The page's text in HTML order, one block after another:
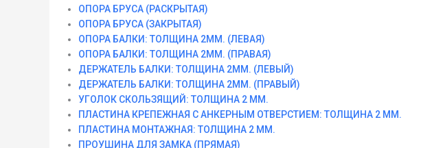
ОПОРА БРУСА (РАСКРЫТАЯ)
ОПОРА БРУСА (ЗАКРЫТАЯ)
ОПОРА БАЛКИ: ТОЛЩИНА 2ММ. (ЛЕВАЯ)
ОПОРА БАЛКИ: ТОЛЩИНА 2ММ. (ПРАВАЯ)
ДЕРЖАТЕЛЬ БАЛКИ: ТОЛЩИНА 2ММ. (ЛЕВЫЙ)
ДЕРЖАТЕЛЬ БАЛКИ: ТОЛЩИНА 2ММ. (ПРАВЫЙ)
УГОЛОК СКОЛЬЗЯЩИЙ: ТОЛЩИНА 2 ММ.
ПЛАСТИНА КРЕПЕЖНАЯ С АНКЕРНЫМ ОТВЕРСТИЕМ: ТОЛЩИНА 2 ММ.
ПЛАСТИНА МОНТАЖНАЯ: ТОЛЩИНА 2 ММ.
ПРОУШИНА ДЛЯ ЗАМКА (ПРЯМАЯ)